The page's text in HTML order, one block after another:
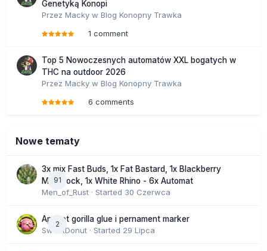
Genetyką Konopi
Przez Macky w Blog Konopny Trawka
1 comment
Top 5 Nowoczesnych automatów XXL bogatych w
THC na outdoor 2026
Przez Macky w Blog Konopny Trawka
6 comments
Nowe tematy
91
3x mix Fast Buds, 1x Fat Bastard, 1x Blackberry
Moonrock, 1x White Rhino - 6x Automat
Men_of_Rust · Started 30 Czerwca
2
Apricot gorilla glue i pernament marker
SweetDonut · Started 29 Lipca